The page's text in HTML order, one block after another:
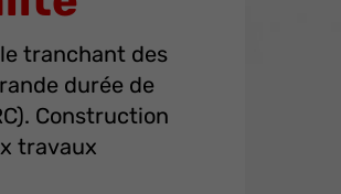
tranchant des
durée de
Construction
travaux